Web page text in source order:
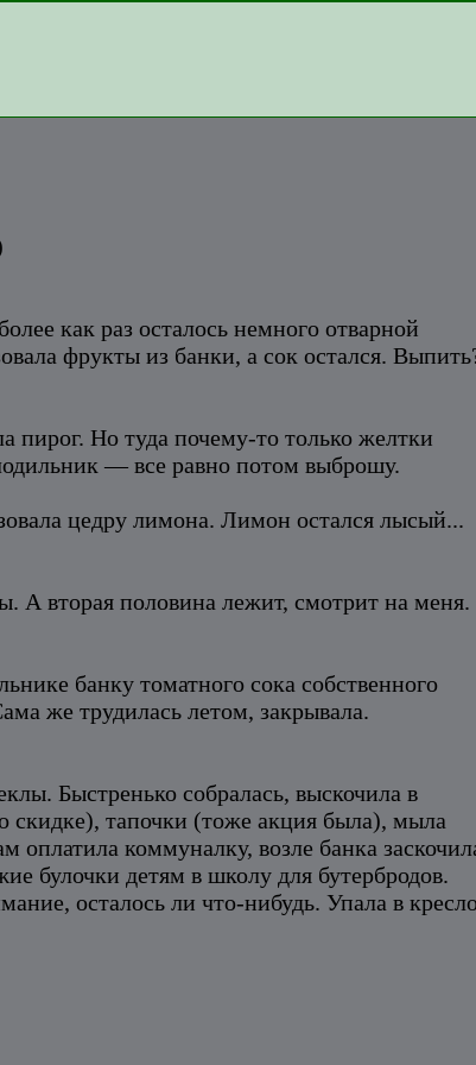
как раз осталось немного отварной
фрукты из банки, а сок остался.
пирог. Но туда почему-то только желтки
— все равно потом выброшу.
цедру лимона. Лимон остался лысый...
А вторая половина лежит, смотрит на меня.
банку томатного сока собственного
же трудилась летом, закрывала.
Быстренько собралась, выскочила в
скидке), тапочки (тоже акция была), мыла
оплатила коммуналку, возле банка
булочки детям в школу для бутербродов.
осталось ли что-нибудь. Упала в